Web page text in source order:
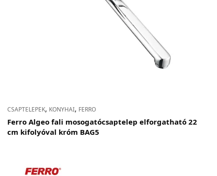
CSAPTELEPEK, KONYHAI, FERRO
Ferro Algeo fali mosogatócsaptelep elforgatható 22
cm kifolyóval króm BAG5